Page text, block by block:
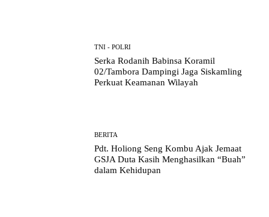
TNI - POLRI
Serka Rodanih Babinsa Koramil
02/Tambora Dampingi Jaga Siskamling
Perkuat Keamanan Wilayah
BERITA
Pdt. Holiong Seng Kombu Ajak Jemaat
GSJA Duta Kasih Menghasilkan “Buah”
dalam Kehidupan